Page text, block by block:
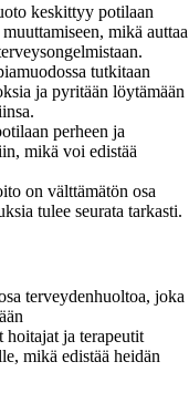
keskittyy potilaan
mikä auttaa
tutkitaan
ja pyritään löytämään
perheen ja
mikä voi edistää
on välttämätön osa
tulee seurata tarkasti.
terveydenhuoltoa, joka
hoitajat ja terapeutit
mikä edistää heidän